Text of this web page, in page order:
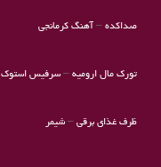
صداکده– آهنگ کرمانجی
تورک مال ارومیه–سرفیس استوک
ظرف غذای برقی– شیمر